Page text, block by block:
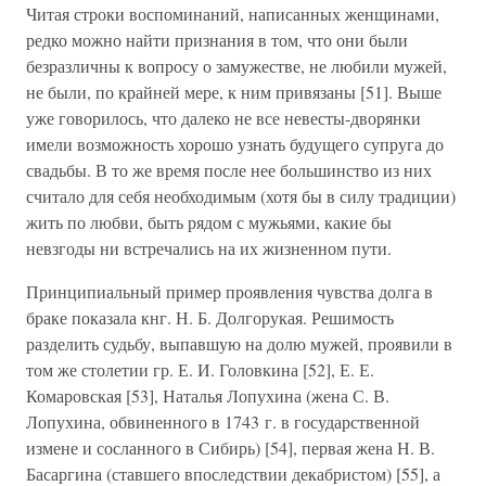
Читая строки воспоминаний, написанных женщинами,
редко можно найти признания в том, что они были
безразличны к вопросу о замужестве, не любили мужей,
не были, по крайней мере, к ним привязаны [51]. Выше
уже говорилось, что далеко не все невесты-дворянки
имели возможность хорошо узнать будущего супруга до
свадьбы. В то же время после нее большинство из них
считало для себя необходимым (хотя бы в силу традиции)
жить по любви, быть рядом с мужьями, какие бы
невзгоды ни встречались на их жизненном пути.
Принципиальный пример проявления чувства долга в
браке показала кнг. Н. Б. Долгорукая. Решимость
разделить судьбу, выпавшую на долю мужей, проявили в
том же столетии гр. Е. И. Головкина [52], Е. Е.
Комаровская [53], Наталья Лопухина (жена С. В.
Лопухина, обвиненного в 1743 г. в государственной
измене и сосланного в Сибирь) [54], первая жена Н. В.
Басаргина (ставшего впоследствии декабристом) [55], а